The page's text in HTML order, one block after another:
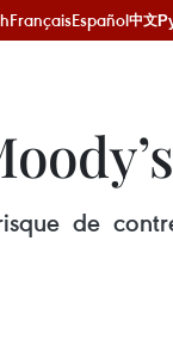
FrançaisEspañol中文
de